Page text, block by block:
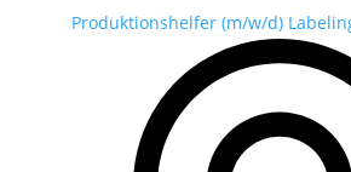
Produktionshelfer (m/w/d)